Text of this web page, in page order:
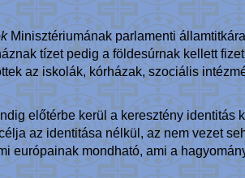
Minisztériumának parlamenti
tízet pedig a földesúrnak kellett
az iskolák, kórházak, szociális
előtérbe kerül a keresztény
az identitása nélkül, az nem vezet
európainak mondható, ami a